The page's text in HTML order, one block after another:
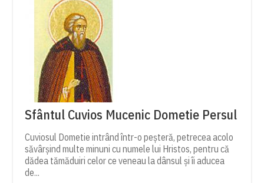
Sfântul Cuvios Mucenic Dometie Persul
Cuviosul Dometie intrând într-o peșteră, petrecea acolo
săvârșind multe minuni cu numele lui Hristos, pentru că
dădea tămăduiri celor ce veneau la dânsul și îi aducea
de...